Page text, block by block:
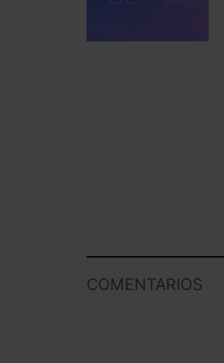
COMENTARIOS